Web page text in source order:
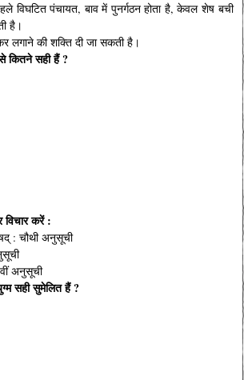
विघटित पंचायत, बाव में पुनर्गठन होता है, केवल शेष बची
है।
कर लगाने की शक्ति दी जा सकती है।
कितने सही हैं ?
विचार करें :
: चौथी अनुसूची
अनुसूची
सही सुमेलित हैं ?